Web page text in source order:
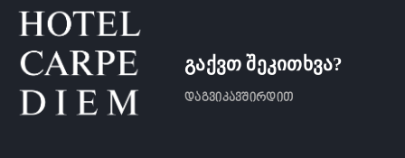
გაქვთ შეკითხვა?
დაგვიკავშირდით